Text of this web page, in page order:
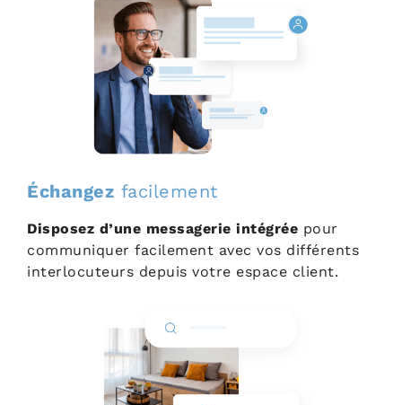
Échangez facilement
Disposez d’une messagerie intégrée pour
communiquer facilement avec vos différents
interlocuteurs depuis votre espace client.